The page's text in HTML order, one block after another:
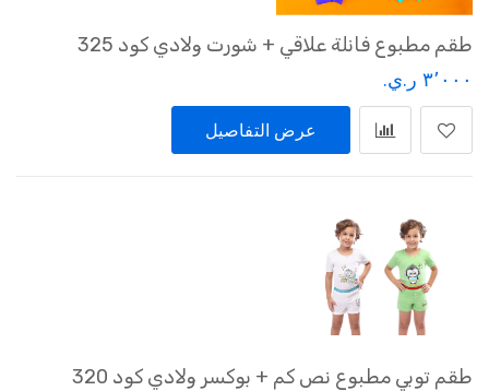
طقم مطبوع فانلة علاقي + شورت ولادي كود 325
٣٬٠٠٠ ر.ي.‏
عرض التفاصيل
طقم توبي مطبوع نص كم + بوكسر ولادي كود 320